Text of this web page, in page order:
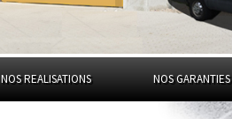
NOS REALISATIONS NOS GARANTIES